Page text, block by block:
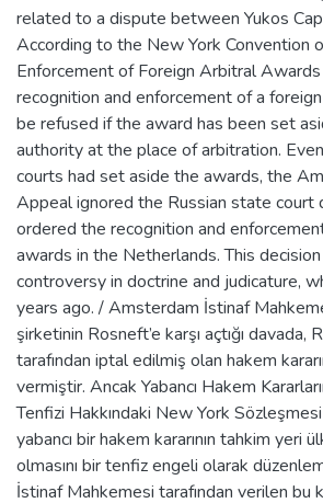
related to a dispute between Yukos
According to the New York Convention
Enforcement of Foreign Arbitral
recognition and enforcement of a
be refused if the award has been set
authority at the place of arbitration.
courts had set aside the awards, the
Appeal ignored the Russian state court
ordered the recognition and
awards in the Netherlands. This
controversy in doctrine and judicature,
years ago. / Amsterdam İstinaf
şirketinin Rosneft’e karşı açtığı davada,
tarafından iptal edilmiş olan hakem
vermiştir. Ancak Yabancı Hakem
Tenfizi Hakkındaki New York
yabancı bir hakem kararının tahkim yeri
olmasını bir tenfiz engeli olarak
İstinaf Mahkemesi tarafından verilen bu